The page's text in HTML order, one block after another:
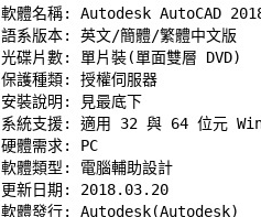
軟體名稱: Autodesk AutoCAD
語系版本: 英文/簡體/繁體中文版
光碟片數: 單片裝(單面雙層 DVD)
保護種類: 授權伺服器
安裝說明:
見最底下
系統支援: 適用 32 與 64 位元
硬體需求: PC
軟體類型: 電腦輔助設計
更新日期: 2018.03.20
軟體發行: Autodesk(Autodesk)